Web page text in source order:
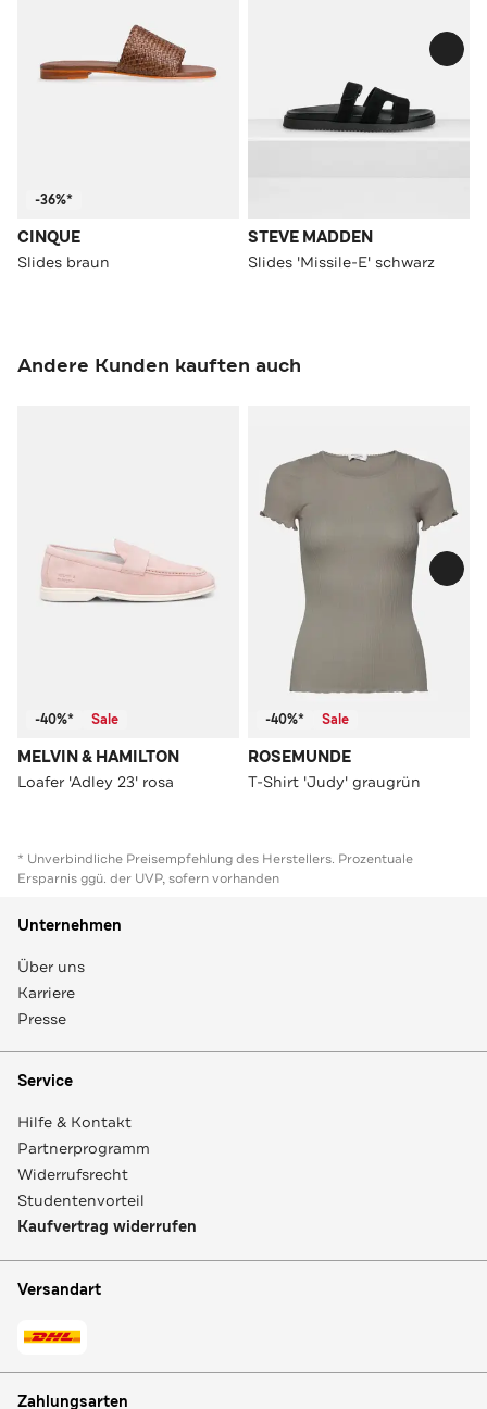
-36%*
CINQUE
Slides braun
STEVE MADDEN
Slides 'Missile-E' schwarz
Andere Kunden kauften auch
-40%* Sale
MELVIN & HAMILTON
Loafer 'Adley 23' rosa
-40%* Sale
ROSEMUNDE
T-Shirt 'Judy' graugrün
* Unverbindliche Preisempfehlung des Herstellers. Prozentuale
Ersparnis ggü. der UVP, sofern vorhanden
Unternehmen
Über uns
Karriere
Presse
Service
Hilfe & Kontakt
Partnerprogramm
Widerrufsrecht
Studentenvorteil
Kaufvertrag widerrufen
Versandart
Zahlungsarten